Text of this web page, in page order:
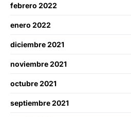
febrero 2022
enero 2022
diciembre 2021
noviembre 2021
octubre 2021
septiembre 2021